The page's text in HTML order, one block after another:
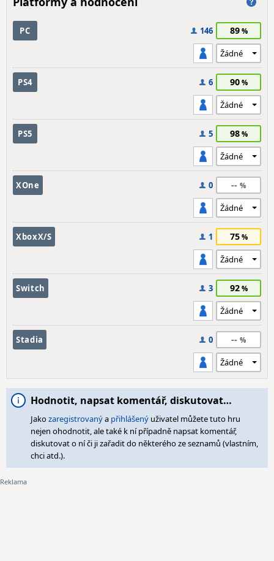
PC 146 89
PS4 6 90
PS5 5 98
XOne 0 --
XboxX/S 1 75
Switch 3 92
Stadia 0 --
Hodnotit, napsat komentář, diskutovat…
Jakozaregistrovanýa přihlášený uživatel můžete tuto hru
nejen ohodnotit, ale také k ní případně napsat komentář,
diskutovat o ní či ji zařadit do některého ze seznamů (vlastním,
chci atd.).